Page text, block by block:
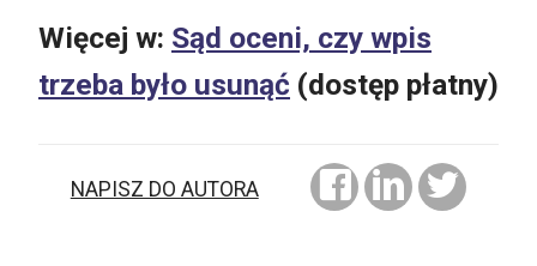
Więcej w: Sąd oceni, czy wpis
trzeba było usunąć (dostęp płatny)
NAPISZ DO AUTORA